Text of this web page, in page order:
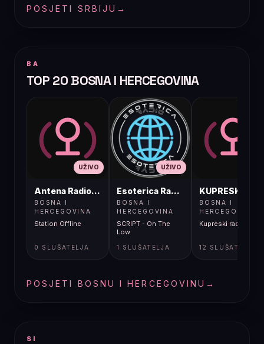
POSJETI SRBIJU →
BA
TOP 20 BOSNA I HERCEGOVINA
UŽIVO
Antena Radio, Jelah Tešanj
BOSNA I
HERCEGOVINA
Station Offline
0 SLUŠATELJA
UŽIVO
Esoterica Radio S1
BOSNA I
HERCEGOVINA
SCRIPT - On The
Low
1 SLUŠATELJA
BOSNA I
HERCEGOVINA
Kupreski radio
12 SLUŠATELJA
POSJETI BOSNU I HERCEGOVINU →
SI